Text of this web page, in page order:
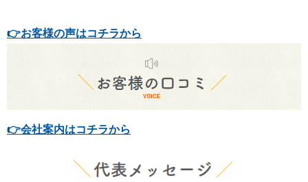
👉お客様の声はコチラから
👉会社案内はコチラから